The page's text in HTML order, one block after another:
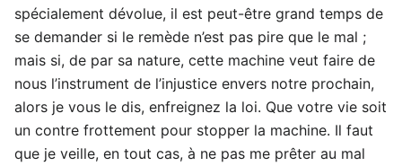
spécialement dévolue, il est peut-être grand temps de
se demander si le remède n’est pas pire que le mal ;
mais si, de par sa nature, cette machine veut faire de
nous l’instrument de l’injustice envers notre prochain,
alors je vous le dis, enfreignez la loi. Que votre vie soit
un contre frottement pour stopper la machine. Il faut
que je veille, en tout cas, à ne pas me prêter au mal